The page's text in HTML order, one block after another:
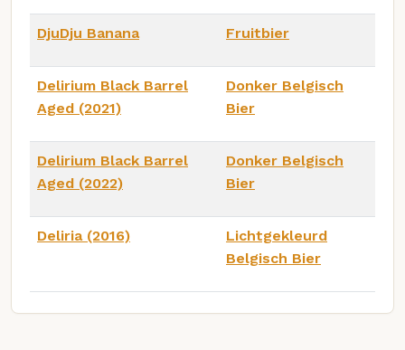
DjuDju Banana Fruitbier
Delirium Black Barrel
Aged (2021)
Donker Belgisch
Bier
Delirium Black Barrel
Aged (2022)
Donker Belgisch
Bier
Deliria (2016)
Lichtgekleurd
Belgisch Bier